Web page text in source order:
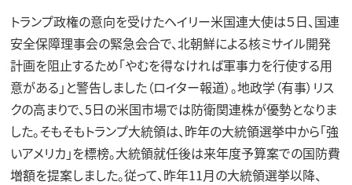
トランプ政権の意向を受けたヘイリー米国連大使は５日、国連
安全保障理事会の緊急会合で、北朝鮮による核ミサイル開発
計画を阻止するため「やむを得なければ軍事力を行使する用
意がある」と警告しました（ロイター報道）。地政学（有事）リス
クの高まりで、5日の米国市場では防衛関連株が優勢となりま
した。そもそもトランプ大統領は、昨年の大統領選挙中から「強
いアメリカ」を標榜。大統領就任後は来年度予算案での国防費
増額を提案しました。従って、昨年11月の大統領選挙以降、